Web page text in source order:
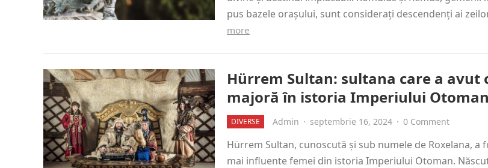
pus bazele orașului, sunt considerați descendenți ai
more
Hürrem Sultan: sultana care a avut
majoră în istoria Imperiului Otoman
DIVERSE Admin · septembrie 16, 2024 · 0 Comment
Hürrem Sultan, cunoscută și sub numele de Roxelana, a
mai influente femei din istoria Imperiului Otoman.